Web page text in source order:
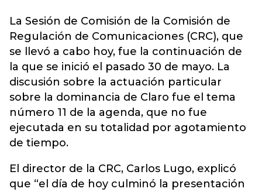
La Sesión de Comisión de la Comisión de
Regulación de Comunicaciones (CRC), que
se llevó a cabo hoy, fue la continuación de
la que se inició el pasado 30 de mayo. La
discusión sobre la actuación particular
sobre la dominancia de Claro fue el tema
número 11 de la agenda, que no fue
ejecutada en su totalidad por agotamiento
de tiempo.
El director de la CRC, Carlos Lugo, explicó
que “el día de hoy culminó la presentación